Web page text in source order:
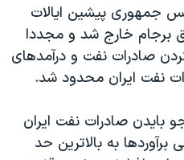
ایرانجمهوری پیشین ایالات
۲۰۱۸ از توافق برجام خارج شد و مجددا
صادرات نفت و درآمدهای
نفت ایران محدود شد.
بایدن صادرات نفت ایران
به بالاترین حد